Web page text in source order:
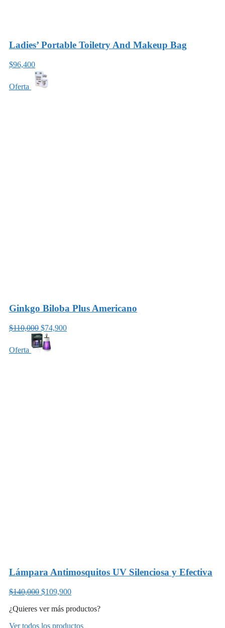
Ladies’ Portable Toiletry And Makeup Bag
$96,400
Oferta
Ginkgo Biloba Plus Americano
$110,000 $74,900
Oferta
Lámpara Antimosquitos UV Silenciosa y Efectiva
$140,000 $109,900
¿Quieres ver más productos?
Ver todos los productos